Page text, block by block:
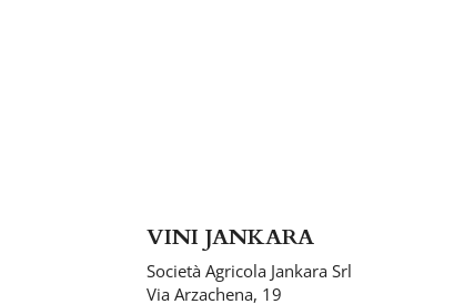
VINI JANKARA
Società Agricola Jankara Srl
Via Arzachena, 19